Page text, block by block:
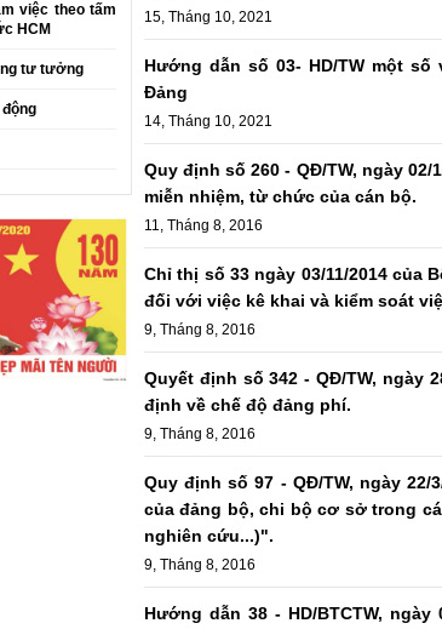
việc theo tấm
HCM
tư tưởng
15, Tháng 10, 2021
Hướng dẫn số 03- HD/TW một
Đảng
14, Tháng 10, 2021
Quy định số 260 - QĐ/TW, ngày
miễn nhiệm, từ chức của cán bộ.
11, Tháng 8, 2016
Chỉ thị số 33 ngày 03/11/2014 của
đối với việc kê khai và kiểm soát
9, Tháng 8, 2016
Quyết định số 342 - QĐ/TW, ngày
định về chế độ đảng phí.
9, Tháng 8, 2016
Quy định số 97 - QĐ/TW, ngày
của đảng bộ, chi bộ cơ sở trong
nghiên cứu...)".
9, Tháng 8, 2016
Hướng dẫn 38 - HD/BTCTW,